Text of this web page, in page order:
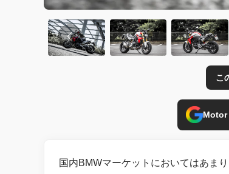
こ
Motor
国内BMWマーケットにおいてはあま